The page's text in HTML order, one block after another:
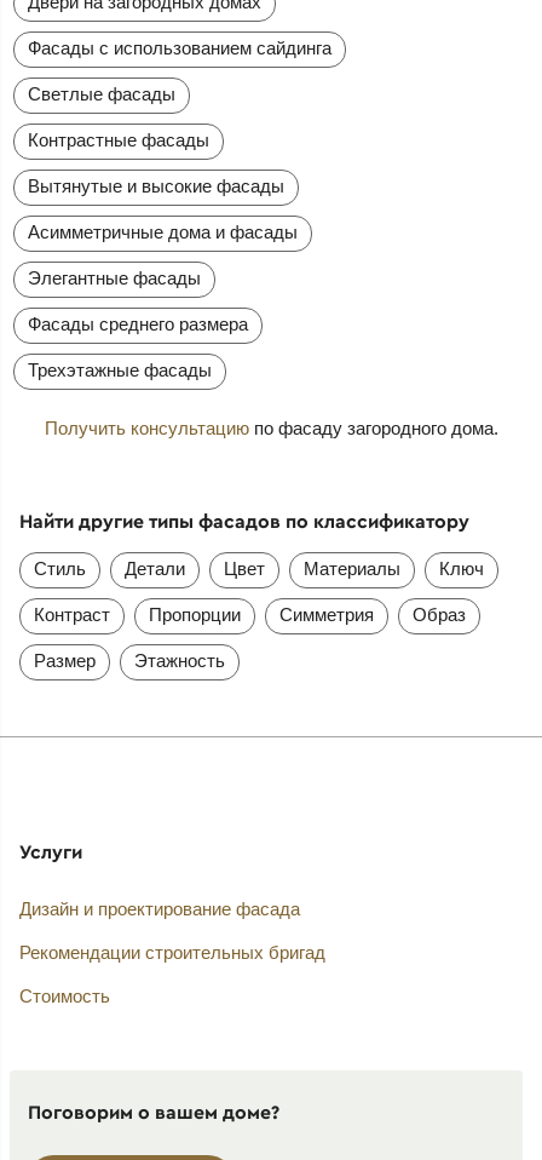
Фасады с использованием сайдинга
Светлые фасады
Контрастные фасады
Вытянутые и высокие фасады
Асимметричные дома и фасады
Элегантные фасады
Фасады среднего размера
Трехэтажные фасады
Получить консультациюпо фасаду загородного дома.
Найти другие типы фасадов по классификатору
Стиль Детали Цвет Материалы Ключ
Контраст Пропорции Симметрия Образ
Размер Этажность
Услуги
Дизайн и проектирование фасада
Рекомендации строительных бригад
Стоимость
Поговорим о вашем доме?